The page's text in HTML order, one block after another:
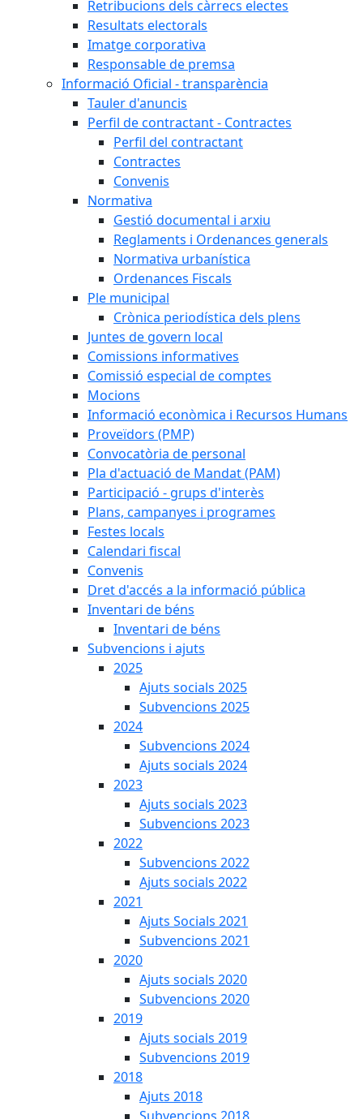
Retribucions dels càrrecs electes
Resultats electorals
Imatge corporativa
Responsable de premsa
Informació Oficial - transparència
Tauler d'anuncis
Perfil de contractant - Contractes
Perfil del contractant
Contractes
Convenis
Normativa
Gestió documental i arxiu
Reglaments i Ordenances generals
Normativa urbanística
Ordenances Fiscals
Ple municipal
Crònica periodística dels plens
Juntes de govern local
Comissions informatives
Comissió especial de comptes
Mocions
Informació econòmica i Recursos Humans
Proveïdors (PMP)
Convocatòria de personal
Pla d'actuació de Mandat (PAM)
Participació - grups d'interès
Plans, campanyes i programes
Festes locals
Calendari fiscal
Convenis
Dret d'accés a la informació pública
Inventari de béns
Inventari de béns
Subvencions i ajuts
2025
Ajuts socials 2025
Subvencions 2025
2024
Subvencions 2024
Ajuts socials 2024
2023
Ajuts socials 2023
Subvencions 2023
2022
Subvencions 2022
Ajuts socials 2022
2021
Ajuts Socials 2021
Subvencions 2021
2020
Ajuts socials 2020
Subvencions 2020
2019
Ajuts socials 2019
Subvencions 2019
2018
Ajuts 2018